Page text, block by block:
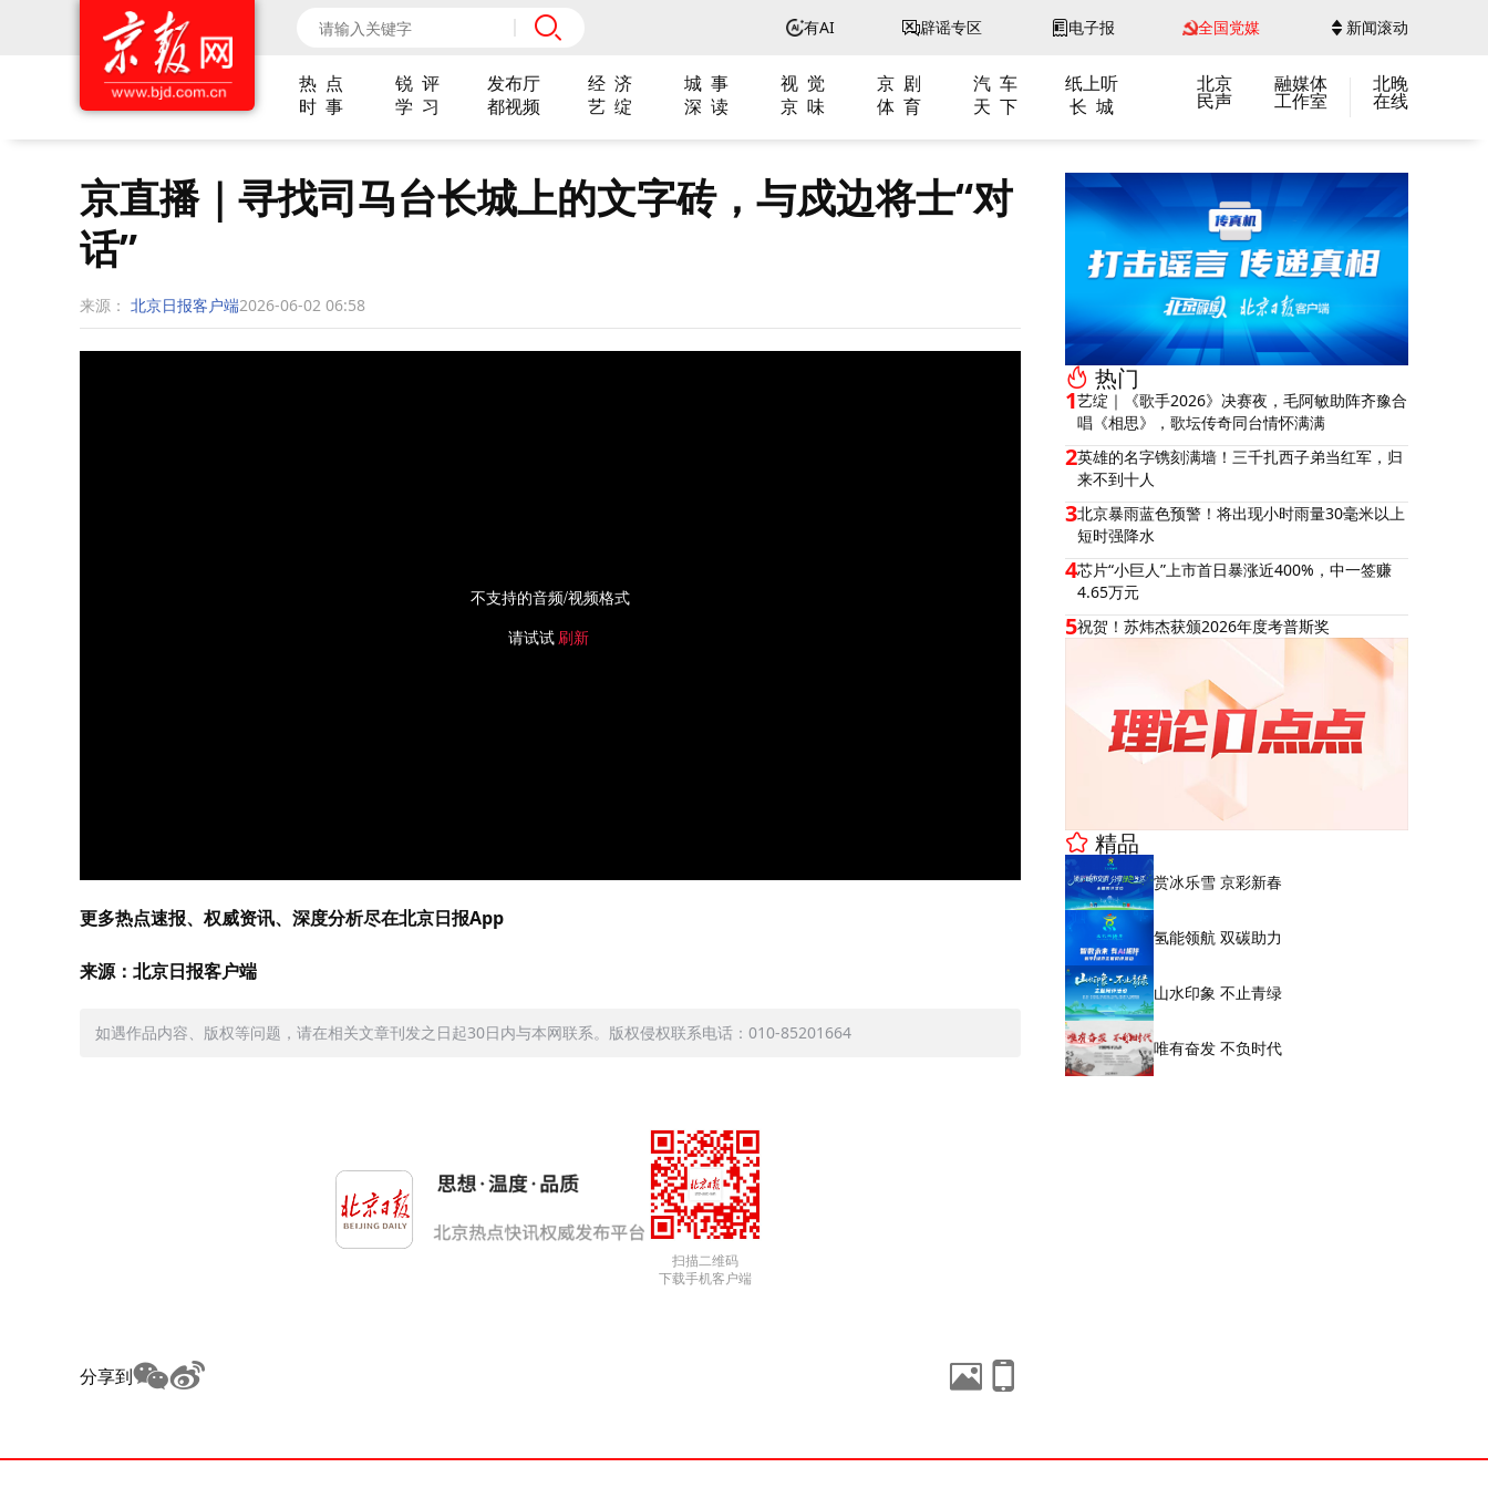
有AI 辟谣专区 电子报 全国党媒 新闻滚动
热 点 锐 评 发布厅 经 济 城 事 视 觉 京 剧 汽 车
纸上听
时 事
学 习 都视频 艺 绽 深 读 京 味 体 育 天 下 长 城
北京
民声
融媒体
工作室
北晚
在线
京直播｜寻找司马台长城上的文字砖，与戍边将士“对
话”
来源： 北京日报客户端2026-06-02 06:58
不支持的音频/视频格式
请试试 刷新
更多热点速报、权威资讯、深度分析尽在北京日报App
来源：北京日报客户端
如遇作品内容、版权等问题，请在相关文章刊发之日起30日内与本网联系。版权侵权联系电话：010-85201664
扫描二维码
下载手机客户端
分享到
热门
1艺绽｜《歌手2026》决赛夜，毛阿敏助阵齐豫合
唱《相思》，歌坛传奇同台情怀满满
2英雄的名字镌刻满墙！三千扎西子弟当红军，归
来不到十人
3北京暴雨蓝色预警！将出现小时雨量30毫米以上
短时强降水
4芯片“小巨人”上市首日暴涨近400%，中一签赚
4.65万元
5祝贺！苏炜杰获颁2026年度考普斯奖
精品
赏冰乐雪 京彩新春
氢能领航 双碳助力
山水印象 不止青绿
唯有奋发 不负时代